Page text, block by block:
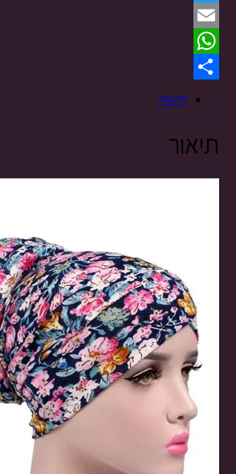
Twitter
Email
WhatsApp
תיאור
תיאור